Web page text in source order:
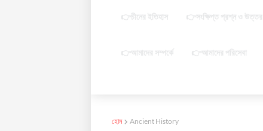
👉চীনের ইতিহাস 👉সংক্ষিপ্ত প্রশ্ন ও উত্তর
👉আমাদের সম্পর্কে 👉আমাদের পরিসেবা
হোম Ancient History